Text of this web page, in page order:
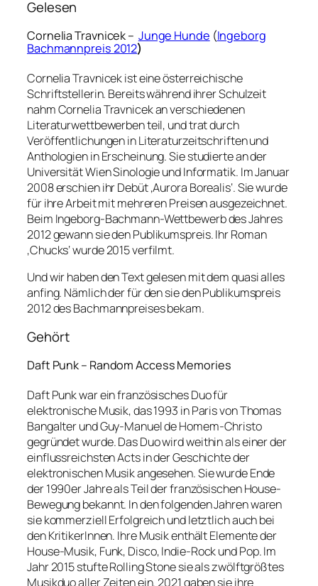
Gelesen
Cornelia Travnicek – Junge Hunde (Ingeborg
Bachmannpreis 2012)
Cornelia Travnicek ist eine österreichische
Schriftstellerin. Bereits während ihrer Schulzeit
nahm Cornelia Travnicek an verschiedenen
Literaturwettbewerben teil, und trat durch
Veröffentlichungen in Literaturzeitschriften und
Anthologien in Erscheinung. Sie studierte an der
Universität Wien Sinologie und Informatik. Im Januar
2008 erschien ihr Debüt ‚Aurora Borealis‘. Sie wurde
für ihre Arbeit mit mehreren Preisen ausgezeichnet.
Beim Ingeborg-Bachmann-Wettbewerb des Jahres
2012 gewann sie den Publikumspreis. Ihr Roman
‚Chucks‘ wurde 2015 verfilmt.
Und wir haben den Text gelesen mit dem quasi alles
anfing. Nämlich der für den sie den Publikumspreis
2012 des Bachmannpreises bekam.
Gehört
Daft Punk – Random Access Memories
Daft Punk war ein französisches Duo für
elektronische Musik, das 1993 in Paris von Thomas
Bangalter und Guy-Manuel de Homem-Christo
gegründet wurde. Das Duo wird weithin als einer der
einflussreichsten Acts in der Geschichte der
elektronischen Musik angesehen. Sie wurde Ende
der 1990er Jahre als Teil der französischen House-
Bewegung bekannt. In den folgenden Jahren waren
sie kommerziell Erfolgreich und letztlich auch bei
den KritikerInnen. Ihre Musik enthält Elemente der
House-Musik, Funk, Disco, Indie-Rock und Pop. Im
Jahr 2015 stufte Rolling Stone sie als zwölftgrößtes
Musikduo aller Zeiten ein. 2021 gaben sie ihre